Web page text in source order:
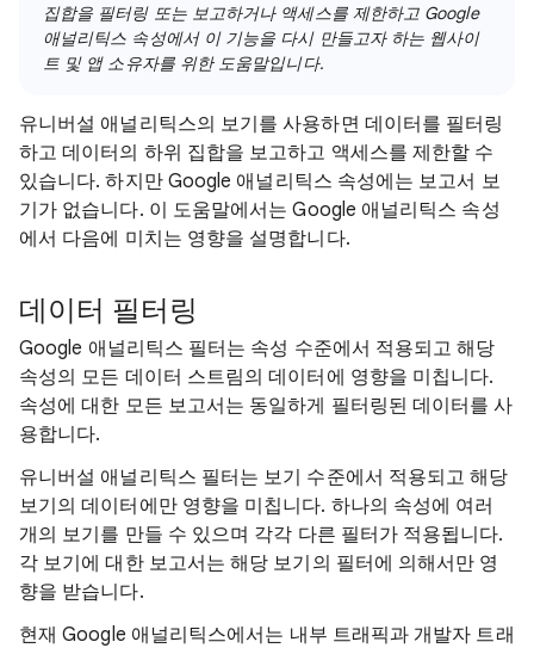
집합을 필터링 또는 보고하거나 액세스를 제한하고 Google
애널리틱스 속성에서 이 기능을 다시 만들고자 하는 웹사이
트 및 앱 소유자를 위한 도움말입니다.
유니버설 애널리틱스의 보기를 사용하면 데이터를 필터링
하고 데이터의 하위 집합을 보고하고 액세스를 제한할 수
있습니다. 하지만 Google 애널리틱스 속성에는 보고서 보
기가 없습니다. 이 도움말에서는 Google 애널리틱스 속성
에서 다음에 미치는 영향을 설명합니다.
데이터 필터링
Google 애널리틱스 필터는 속성 수준에서 적용되고 해당
속성의 모든 데이터 스트림의 데이터에 영향을 미칩니다.
속성에 대한 모든 보고서는 동일하게 필터링된 데이터를 사
용합니다.
유니버설 애널리틱스 필터는 보기 수준에서 적용되고 해당
보기의 데이터에만 영향을 미칩니다. 하나의 속성에 여러
개의 보기를 만들 수 있으며 각각 다른 필터가 적용됩니다.
각 보기에 대한 보고서는 해당 보기의 필터에 의해서만 영
향을 받습니다.
현재 Google 애널리틱스에서는 내부 트래픽과 개발자 트래